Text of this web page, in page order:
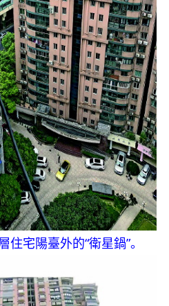
住宅陽臺外的“衛星鍋”。